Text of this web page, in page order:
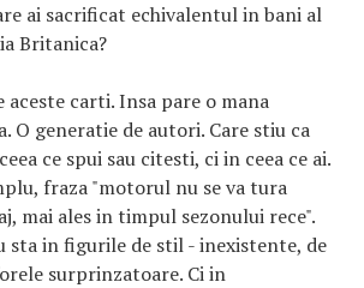
ai sacrificat echivalentul in bani al
Britanica?
aceste carti. Insa pare o mana
O generatie de autori. Care stiu ca
ce spui sau citesti, ci in ceea ce ai.
fraza "motorul nu se va tura
mai ales in timpul sezonului rece".
sta in figurile de stil - inexistente, de
surprinzatoare. Ci in